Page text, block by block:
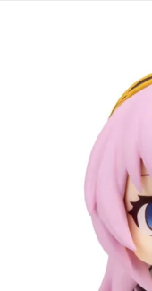
1.本服務係由「台灣大哥
用戶於交易時，得透過本
買賣價金債權讓與本公司
2.基於同意付款使用「大
資料（包含姓名、電話或
由本公司與您本人進行分
3.完整用戶服務條款，請詳
預購-付款後7-11取貨(舊)
每筆NT$90，滿
預購-宅配(舊)
每筆NT$120，滿
預購-宅配(離島)(舊)
每筆NT$160，滿
東海門市自取，需自備